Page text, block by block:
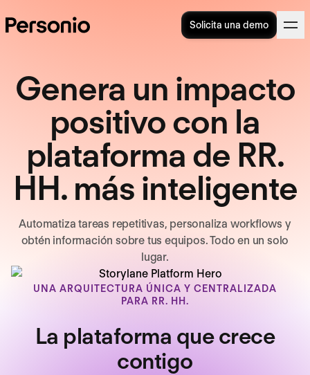
Solicita una demo
Genera un impacto
positivo con la
plataforma de RR.
HH. más inteligente
Automatiza tareas repetitivas, personaliza workflows y
obtén información sobre tus equipos. Todo en un solo
lugar.
UNA ARQUITECTURA ÚNICA Y CENTRALIZADA
PARA RR. HH.
La plataforma que crece
contigo